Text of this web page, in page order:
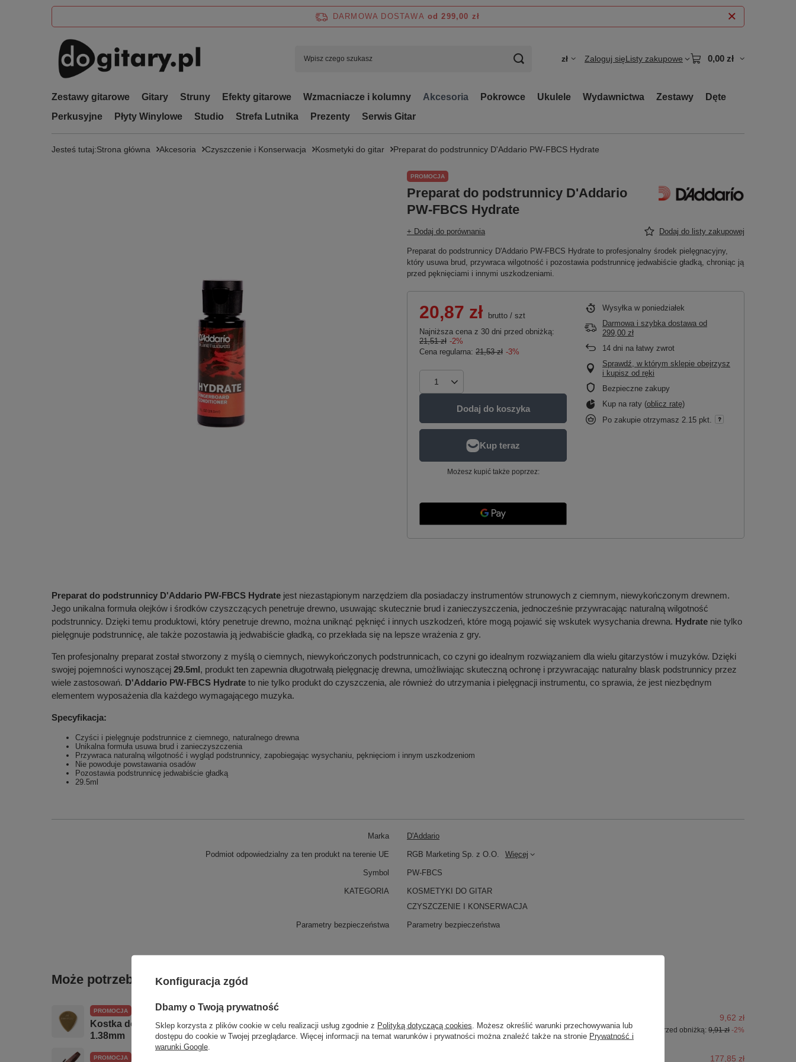
DARMOWA DOSTAWA od 299,00 zł
zł Zaloguj sięListy zakupowe 0,00 zł
Zestawy gitarowe Gitary Struny Efekty gitarowe Wzmacniacze i kolumny Akcesoria Pokrowce Ukulele Wydawnictwa Zestawy
Dęte
Perkusyjne
Płyty Winylowe Studio Strefa Lutnika Prezenty Serwis Gitar
Jesteś tutaj:Strona główna Akcesoria Czyszczenie i Konserwacja Kosmetyki do gitar Preparat do podstrunnicy D'Addario PW-FBCS Hydrate
PROMOCJA
Preparat do podstrunnicy D'Addario
PW-FBCS Hydrate
+ Dodaj do porównania Dodaj do listy zakupowej
Preparat do podstrunnicy D'Addario PW-FBCS Hydrate to profesjonalny środek pielęgnacyjny,
który usuwa brud, przywraca wilgotność i pozostawia podstrunnicę jedwabiście gładką, chroniąc ją
przed pęknięciami i innymi uszkodzeniami.
20,87 zł brutto / szt
Najniższa cena z 30 dni przed obniżką:
21,51 zł -2%
Cena regularna: 21,53 zł -3%
Dodaj do koszyka
Możesz kupić także poprzez:
Wysyłka w poniedziałek
Darmowa i szybka dostawa od
299,00 zł
14 dni na łatwy zwrot
Sprawdź, w którym sklepie obejrzysz
i kupisz od ręki
Bezpieczne zakupy
Kup na raty (oblicz ratę)
Po zakupie otrzymasz 2.15 pkt.
Preparat do podstrunnicy D'Addario PW-FBCS Hydrate jest niezastąpionym narzędziem dla posiadaczy instrumentów strunowych z ciemnym, niewykończonym drewnem.
Jego unikalna formuła olejków i środków czyszczących penetruje drewno, usuwając skutecznie brud i zanieczyszczenia, jednocześnie przywracając naturalną wilgotność
podstrunnicy. Dzięki temu produktowi, który penetruje drewno, można uniknąć pęknięć i innych uszkodzeń, które mogą pojawić się wskutek wysychania drewna. Hydrate nie tylko
pielęgnuje podstrunnicę, ale także pozostawia ją jedwabiście gładką, co przekłada się na lepsze wrażenia z gry.
Ten profesjonalny preparat został stworzony z myślą o ciemnych, niewykończonych podstrunnicach, co czyni go idealnym rozwiązaniem dla wielu gitarzystów i muzyków. Dzięki
swojej pojemności wynoszącej 29.5ml, produkt ten zapewnia długotrwałą pielęgnację drewna, umożliwiając skuteczną ochronę i przywracając naturalny blask podstrunnicy przez
wiele zastosowań. D'Addario PW-FBCS Hydrate to nie tylko produkt do czyszczenia, ale również do utrzymania i pielęgnacji instrumentu, co sprawia, że jest niezbędnym
elementem wyposażenia dla każdego wymagającego muzyka.
Specyfikacja:
Czyści i pielęgnuje podstrunnice z ciemnego, naturalnego drewna
Unikalna formuła usuwa brud i zanieczyszczenia
Przywraca naturalną wilgotność i wygląd podstrunnicy, zapobiegając wysychaniu, pęknięciom i innym uszkodzeniom
Nie powoduje powstawania osadów
Pozostawia podstrunnicę jedwabiście gładką
29.5ml
Marka D'Addario
Podmiot odpowiedzialny za ten produkt na terenie UE RGB Marketing Sp. z O.O. Więcej
Symbol PW-FBCS
KATEGORIA
KOSMETYKI DO GITAR
CZYSZCZENIE I KONSERWACJA
Parametry bezpieczeństwa Parametry bezpieczeństwa
Może potrzebujesz tego do gitary
PROMOCJA
Kostka do gitary Joe Bonamassa Jazz III Gold Dunlop 47PJB3NG
1.38mm
9,62 zł
Najniższa cena z 30 dni przed obniżką: 9,91 zł -2%
PROMOCJA 177,85 zł
Konfiguracja zgód
Dbamy o Twoją prywatność
Sklep korzysta z plików cookie w celu realizacji usług zgodnie z Polityką dotyczącą cookies . Możesz określić warunki przechowywania lub
dostępu do cookie w Twojej przeglądarce. Więcej informacji na temat warunków i prywatności można znaleźć także na stronie Prywatność i
warunki Google